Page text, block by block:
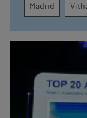
Madrid